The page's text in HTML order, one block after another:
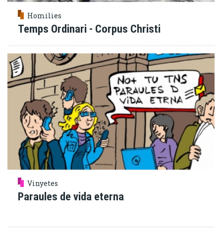
Homilies
Temps Ordinari - Corpus Christi
Vinyetes
Paraules de vida eterna